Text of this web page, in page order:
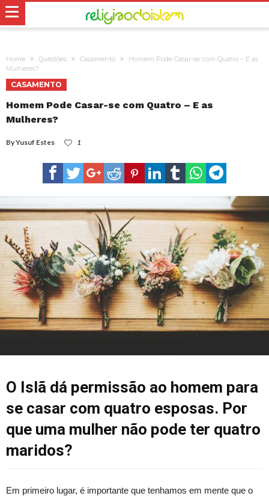
Home Questões Casamento
Homem Pode Casar-se com Quatro – E as
Mulheres?
CASAMENTO
Homem Pode Casar-se com Quatro – E as
Mulheres?
ByYusuf Estes 1
O Islã dá permissão ao homem para
se casar com quatro esposas. Por
que uma mulher não pode ter quatro
maridos?
Em primeiro lugar, é importante que tenhamos em mente que o